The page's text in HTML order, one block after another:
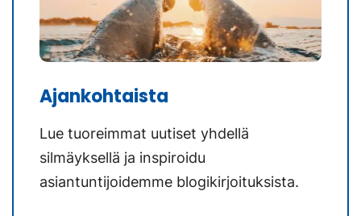
Ajankohtaista
Lue tuoreimmat uutiset yhdellä
silmäyksellä ja inspiroidu
asiantuntijoidemme blogikirjoituksista.